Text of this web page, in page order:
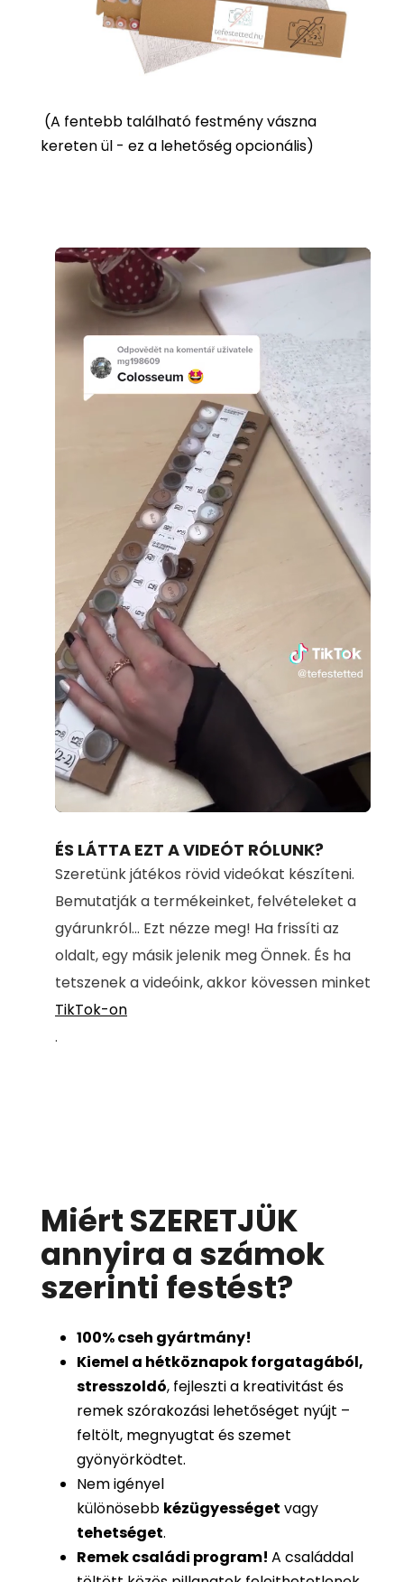
(A fentebb található festmény vászna
kereten ül - ez a lehetőség opcionális)
Loaded
100.00%
ÉS LÁTTA EZT A VIDEÓT RÓLUNK?
Szeretünk játékos rövid videókat készíteni.
Bemutatják a termékeinket, felvételeket a
gyárunkról... Ezt nézze meg! Ha frissíti az
oldalt, egy másik jelenik meg Önnek. És ha
tetszenek a videóink, akkor kövessen minket
TikTok-on
.
Miért SZERETJÜK
annyira a számok
szerinti festést?
100%cseh gyártmány!
Kiemel a hétköznapok forgatagából,
stresszoldó, fejleszti a kreativitást és
remek szórakozási lehetőséget nyújt –
feltölt, megnyugtat és szemet
gyönyörködtet.
Nem igényel
különösebb kézügyességet vagy
tehetséget.
Remek családi program! A családdal